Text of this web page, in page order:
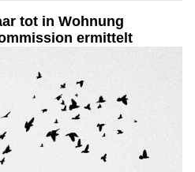
tot in Wohnung
ermittelt